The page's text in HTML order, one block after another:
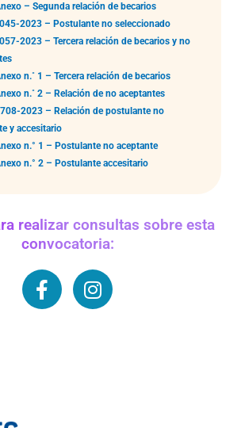
– Segunda relación de becarios
2023 – Postulante no seleccionado
2023 – Tercera relación de becarios y no
n.˚ 1 – Tercera relación de becarios
n.˚ 2 – Relación de no aceptantes
2023 – Relación de postulante no
y accesitario
n.° 1 – Postulante no aceptante
n.° 2 – Postulante accesitario
realizar consultas sobre esta
convocatoria:
F
a
c
I
n
s